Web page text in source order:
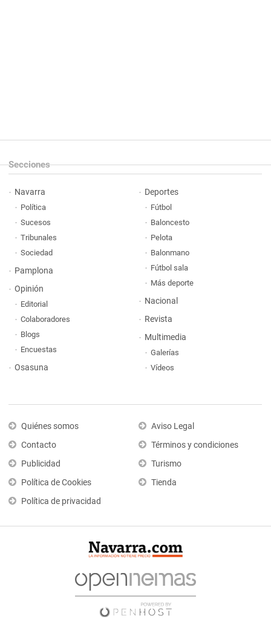
Secciones
Navarra
Política
Sucesos
Tribunales
Sociedad
Pamplona
Opinión
Editorial
Colaboradores
Blogs
Encuestas
Osasuna
Deportes
Fútbol
Baloncesto
Pelota
Balonmano
Fútbol sala
Más deporte
Nacional
Revista
Multimedia
Galerías
Vídeos
Quiénes somos
Contacto
Publicidad
Política de Cookies
Política de privacidad
Aviso Legal
Términos y condiciones
Turismo
Tienda